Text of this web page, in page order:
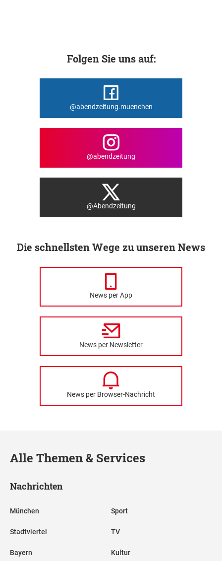
Folgen Sie uns auf:
@abendzeitung.muenchen
@abendzeitung
@Abendzeitung
Die schnellsten Wege zu unseren News
News per App
News per Newsletter
News per Browser-Nachricht
Alle Themen & Services
Nachrichten
München
Stadtviertel
Bayern
Sport
TV
Kultur